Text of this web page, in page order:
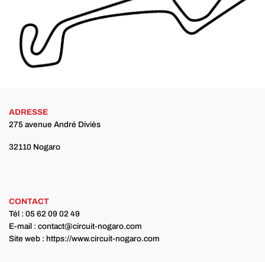
ADRESSE
275 avenue André Diviès
32110 Nogaro
CONTACT
Tél : 05 62 09 02 49
E-mail : contact@circuit-nogaro.com
Site web : https://www.circuit-nogaro.com